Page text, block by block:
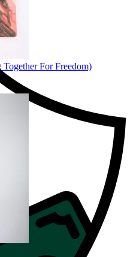
For Freedom)